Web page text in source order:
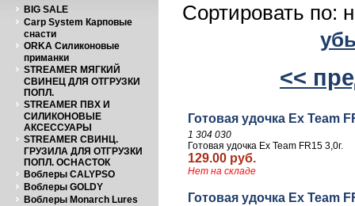
BIG SALE
Carp System Карповые
снасти
ORKA Силиконовые
приманки
STREAMER МЯГКИЙ
СВИНЕЦ ДЛЯ ОТГРУЗКИ
ПОПЛ.
STREAMER ПВХ И
СИЛИКОНОВЫЕ
АКСЕССУАРЫ
STREAMER СВИНЦ.
ГРУЗИЛА ДЛЯ ОТГРУЗКИ
ПОПЛ. ОСНАСТОК
Воблеры CALYPSO
Воблеры GOLDY
Воблеры Monarch Lures
Сортировать по:
<<
Готовая удочка Ex Team
1 304 030
Готовая удочка Ex Team FR15 3,0г.
129.00 руб.
Нет на складе
Готовая удочка Ex Team